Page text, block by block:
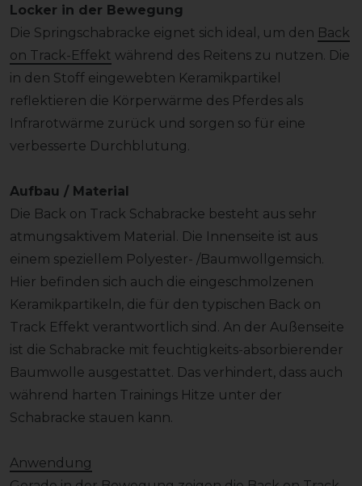
Locker in der Bewegung
Die Springschabracke eignet sich ideal, um den Back
on Track-Effekt während des Reitens zu nutzen. Die
in den Stoff eingewebten Keramikpartikel
reflektieren die Körperwärme des Pferdes als
Infrarotwärme zurück und sorgen so für eine
verbesserte Durchblutung.
Aufbau / Material
Die Back on Track Schabracke besteht aus sehr
atmungsaktivem Material. Die Innenseite ist aus
einem speziellem Polyester- /Baumwollgemsich.
Hier befinden sich auch die eingeschmolzenen
Keramikpartikeln, die für den typischen Back on
Track Effekt verantwortlich sind. An der Außenseite
ist die Schabracke mit feuchtigkeits-absorbierender
Baumwolle ausgestattet. Das verhindert, dass auch
während harten Trainings Hitze unter der
Schabracke stauen kann.
Anwendung